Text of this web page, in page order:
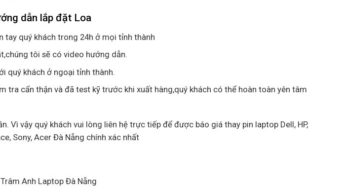
dẫn lắp đặt Loa
tay quý khách trong 24h ở mọi tỉnh thành
tôi sẽ có video hướng dẫn.
quý khách ở ngoại tỉnh thành.
tra cẩn thận và đã test kỹ trước khi xuất hàng,quý khách có thể hoàn toàn yên tâm
Vì vậy quý khách vui lòng liên hệ trực tiếp để được báo giá thay pin laptop Dell, HP,
Sony, Acer Đà Nẵng chính xác nhất
Anh Laptop Đà Nẵng